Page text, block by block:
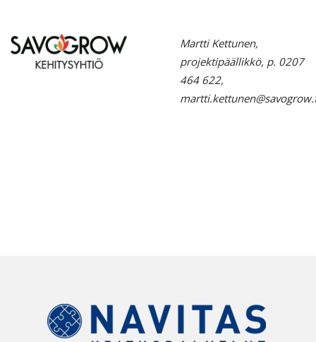
Martti Kettunen,
projektipäällikkö, p. 0207
464 622,